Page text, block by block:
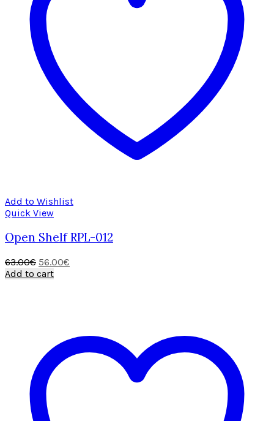
Add to Wishlist
Quick View
Open Shelf RPL-012
63.00€ Original
price
56.00€
Add to cart